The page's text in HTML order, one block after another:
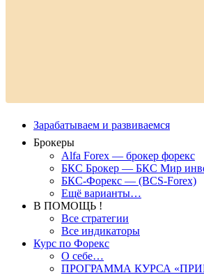
Зарабатываем и развиваемся
Брокеры
Alfa Forex — брокер форекс
БКС Брокер — БКС Мир
БКС-Форекс — (BCS-Forex)
Ещё варианты…
В ПОМОЩЬ !
Все стратегии
Все индикаторы
Курс по Форекс
О себе…
ПРОГРАММА КУРСА